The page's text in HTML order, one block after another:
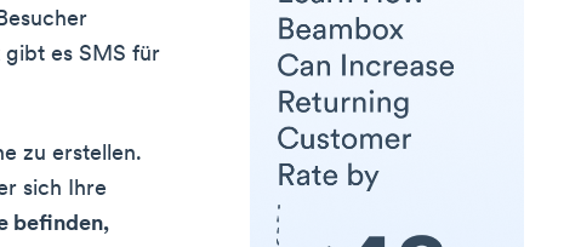
gibt es SMS für
zu erstellen.
sich Ihre
befinden,